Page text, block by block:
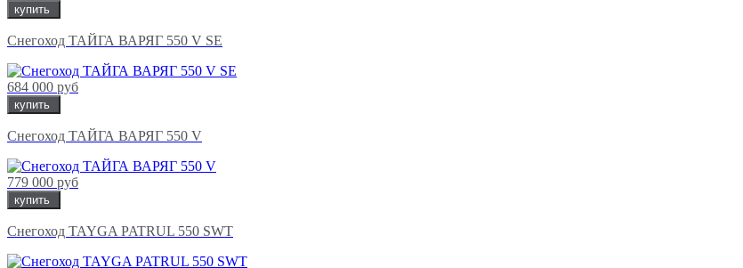
купить
Снегоход ТАЙГА ВАРЯГ 550 V SE
684 000 руб
купить
Снегоход ТАЙГА ВАРЯГ 550 V
779 000 руб
купить
Снегоход TAYGA PATRUL 550 SWT